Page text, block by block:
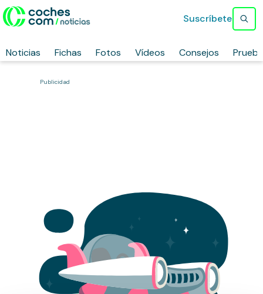
Noticias Fichas Fotos Vídeos Consejos
Suscríbete
Publicidad